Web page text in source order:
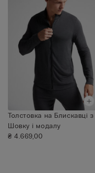
Толстовка на Блискавці з
Шовку і модалу
₴ 4.669,00